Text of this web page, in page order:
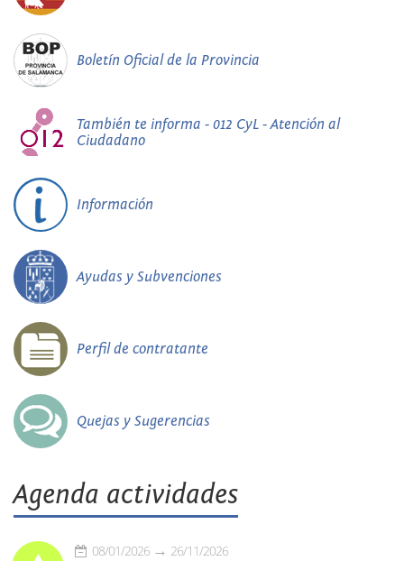
Boletín Oficial de la Provincia
También te informa - 012 CyL - Atención al
Ciudadano
Información
Ayudas y Subvenciones
Perfil de contratante
Quejas y Sugerencias
Agenda actividades
08/01/2026 26/11/2026